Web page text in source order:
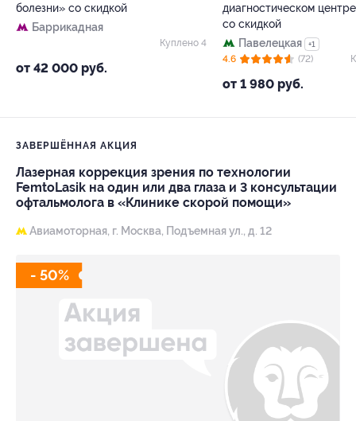
болезни» со скидкой
Баррикадная
от 42 000 руб.
Куплено 4
диагностическом
со скидкой
Павелецкая
+1
от 1 980 руб.
4.6 (72)
ЗАВЕРШЁННАЯ АКЦИЯ
Лазерная коррекция зрения по технологии
FemtoLasik на один или два глаза и 3 консультации
офтальмолога в «Клинике скорой помощи»
Авиамоторная, г. Москва, Подъемная ул., д. 12
- 50%